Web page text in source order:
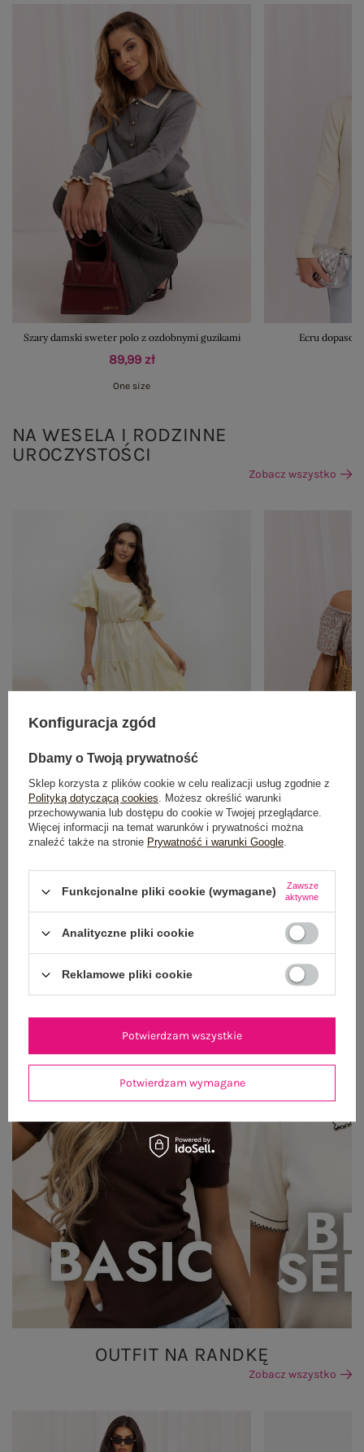
Szary damski sweter polo z ozdobnymi guzikami
89,99 zł
One size
Ecru
NA WESELA I RODZINNE
UROCZYSTOŚCI
Zobacz wszystko
Jasnożółta midi sukienka w kratkę
One size
OUTFIT NA RANDKĘ
Zobacz wszystko
Konfiguracja zgód
Dbamy o Twoją prywatność
Sklep korzysta z plików cookie w celu realizacji usług zgodnie z
Polityką dotyczącą cookies. Możesz określić warunki
przechowywania lub dostępu do cookie w Twojej przeglądarce.
Więcej informacji na temat warunków i prywatności można
znaleźć także na stronie Prywatność i warunki Google.
Funkcjonalne pliki cookie (wymagane)
Zawsze
aktywne
Analityczne pliki cookie
Reklamowe pliki cookie
Potwierdzam wymagane
Potwierdzam wszystkie